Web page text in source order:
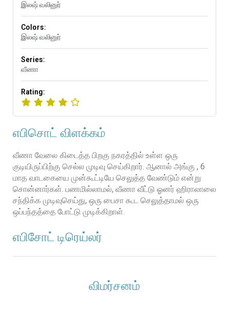
இலஷ் வலினுர்
Colors:
இலஷ் வலினுர்
Series:
வீணா
Rating:
எபிசொட் விளக்கம்
வீணா வேலை கிடைத்த பிறகு நகரத்தில் உள்ள ஒரு
குடியிருப்பிற்கு செல்ல முடிவு செய்கிறார். ஆனால் அங்கு , 6
மாத வாடகையை முன்கூட்டியே செலுத்த வேண்டும் என்று
சொன்னார்கள். பணமில்லாமல், வீணா வீட்டு ஓனர் ஹிராலாலை
சந்திக்க முடிவுசெய்து, ஒரு பைசா கூட செலுத்தாமல் ஒரு
ஒப்பந்தத்தை போட்டு முடிக்கிறாள்.
எபிசோட் டிரெய்லர்
விமர்சனம்